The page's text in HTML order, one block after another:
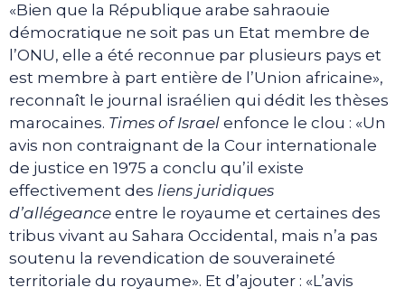
«Bien que la République arabe sahraouie
démocratique ne soit pas un Etat membre de
l’ONU, elle a été reconnue par plusieurs pays et
est membre à part entière de l’Union africaine»,
reconnaît le journal israélien qui dédit les thèses
marocaines. Times of Israel enfonce le clou : «Un
avis non contraignant de la Cour internationale
de justice en 1975 a conclu qu’il existe
effectivement des liens juridiques
d’allégeance entre le royaume et certaines des
tribus vivant au Sahara Occidental, mais n’a pas
soutenu la revendication de souveraineté
territoriale du royaume». Et d’ajouter : «L’avis